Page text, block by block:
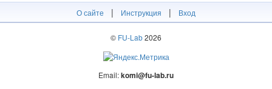
О сайте | Инструкция | Вход
© FU-Lab2026
Email:komi@fu-lab.ru